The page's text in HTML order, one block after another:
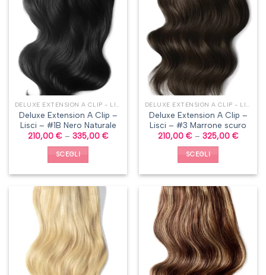
DELUXE EXTENSION A CLIP - LISCI
Deluxe Extension A Clip –
Lisci – #1B Nero Naturale
210,00 €– 335,00 €
SCEGLI
DELUXE EXTENSION A CLIP - LISCI
Deluxe Extension A Clip –
Lisci – #3 Marrone scuro
210,00 €– 325,00 €
SCEGLI